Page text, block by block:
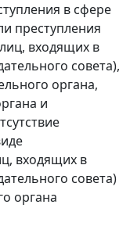
в сфере
преступления
входящих в
совета),
органа,
и
входящих в
совета)
органа